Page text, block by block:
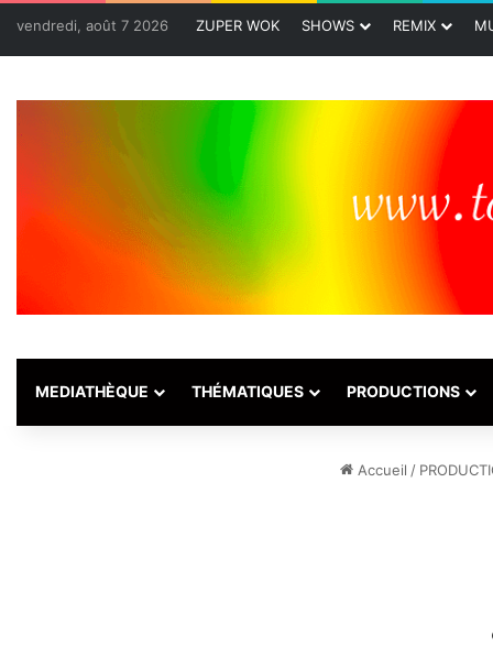
vendredi, août 7 2026 ZUPER WOK SHOWS REMIX
MEDIATHÈQUE THÉMATIQUES PRODUCTIONS
Accueil /